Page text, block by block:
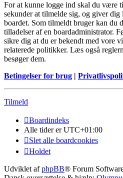
For at kunne logge ind skal du være
sekunder at tilmelde sig, og giver dig
boardet. Som tilmeldt bruger kan du
tilladelser af en boardadministrator.
sikre dig at du er bekendt med vore
relaterede politikker. Læs også
besøger dem.
Betingelser for brug |
Tilmeld
Boardindeks
Alle tider erUTC+01:00
Slet alle boardcookies
Holdet
Udviklet afphpBB® Forum